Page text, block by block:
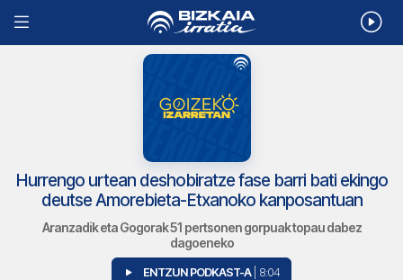
Hurrengo urtean deshobiratze fase barri bati ekingo
deutse Amorebieta-Etxanoko kanposantuan
Aranzadik eta Gogorak 51 pertsonen gorpuak topau dabez
dagoeneko
ENTZUN PODKAST-A | 8:04